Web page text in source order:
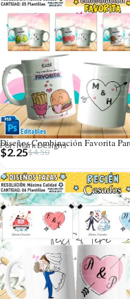
Por: Mark Designs
$4.50
$2.25